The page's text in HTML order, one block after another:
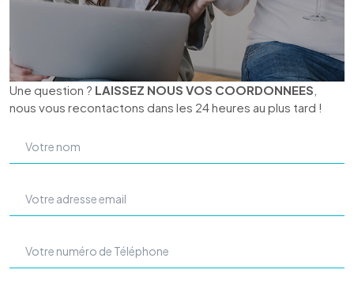
Une question ? LAISSEZ NOUS VOS COORDONNEES
nous vous recontactons dans les 24 heures au plus tard !